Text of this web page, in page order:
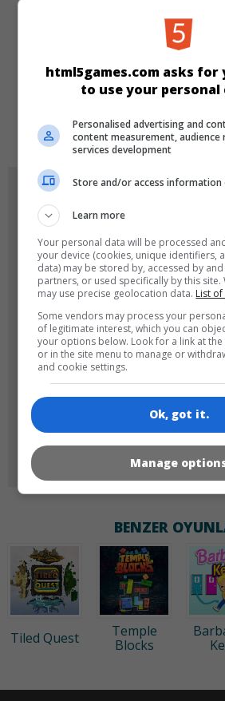
DILLER
de tr
OYUN
180x180
60x60
BENZER
Tiled Quest
Temple
Blocks
html5games.com asks for
to use your personal
Personalised advertising and
content measurement, audience
services development
Store and/or access information
Learn more
Your personal data will be processed
your device (cookies, unique identifiers,
data) may be stored by, accessed by
partners, or used specifically by this
may use precise geolocation data. List
Some vendors may process your
of legitimate interest, which you can
your options below. Look for a link at
or in the site menu to manage or
and cookie settings.
Ok, got it.
Manage